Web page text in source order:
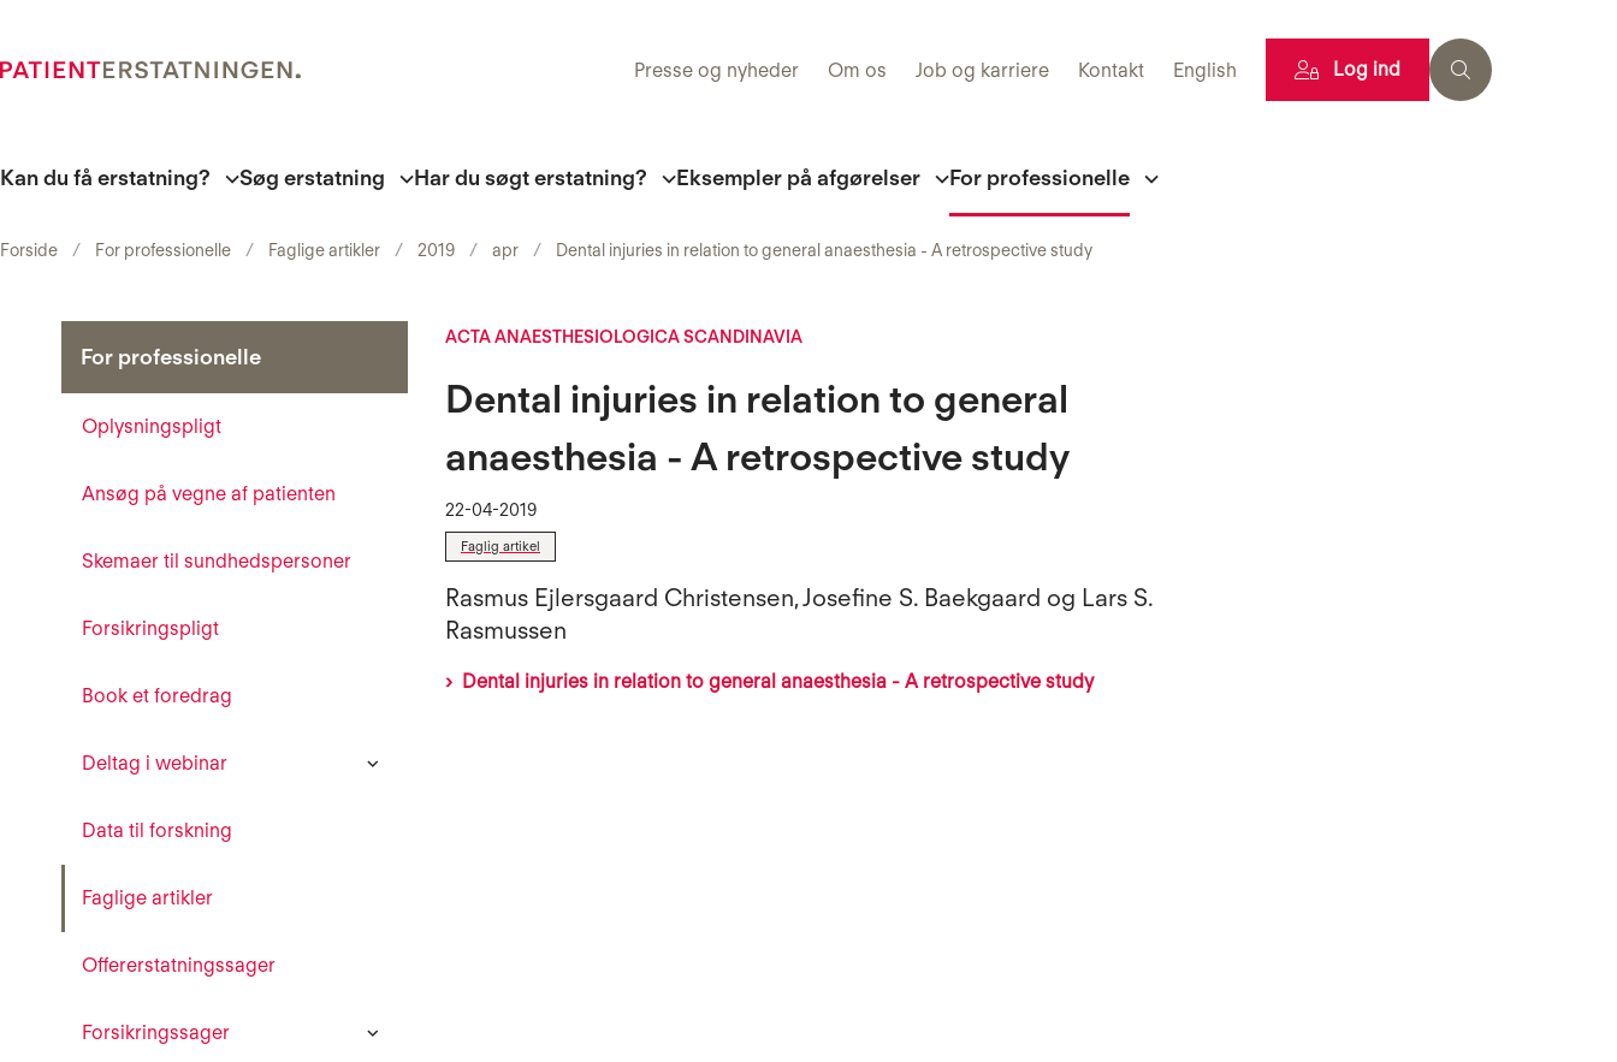
Presse og nyheder Om os Job og karriere Kontakt English Log ind
Kan du få erstatning? Søg erstatning Har du søgt erstatning? Eksempler på afgørelser For professionelle
Forside For professionelle Faglige artikler 2019 apr Dental injuries in relation to general anaesthesia - A retrospective study
For professionelle
Oplysningspligt
Ansøg på vegne af patienten
Skemaer til sundhedspersoner
Forsikringspligt
Book et foredrag
Deltag i webinar
Data til forskning
Faglige artikler
Offererstatningssager
Forsikringssager
ACTA ANAESTHESIOLOGICA SCANDINAVIA
Dental injuries in relation to general
anaesthesia - A retrospective study
22-04-2019
Faglig artikel
Rasmus Ejlersgaard Christensen, Josefine S. Baekgaard og Lars S.
Rasmussen
Dental injuries in relation to general anaesthesia - A retrospective study